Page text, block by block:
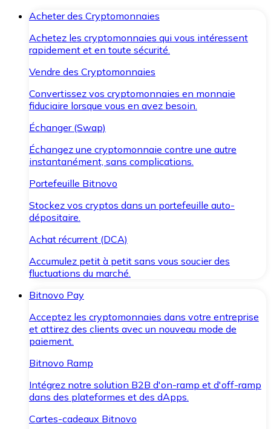
Acheter des Cryptomonnaies
Achetez les cryptomonnaies qui vous intéressent
rapidement et en toute sécurité.
Vendre des Cryptomonnaies
Convertissez vos cryptomonnaies en monnaie
fiduciaire lorsque vous en avez besoin.
Échanger (Swap)
Échangez une cryptomonnaie contre une autre
instantanément, sans complications.
Portefeuille Bitnovo
Stockez vos cryptos dans un portefeuille auto-
dépositaire.
Achat récurrent (DCA)
Accumulez petit à petit sans vous soucier des
fluctuations du marché.
Bitnovo Pay
Acceptez les cryptomonnaies dans votre entreprise
et attirez des clients avec un nouveau mode de
paiement.
Bitnovo Ramp
Intégrez notre solution B2B d'on-ramp et d'off-ramp
dans des plateformes et des dApps.
Cartes-cadeaux Bitnovo